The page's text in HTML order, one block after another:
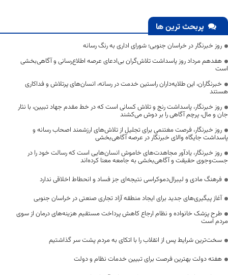
پربحث ترین ها
روز خبرنگار در خراسان جنوبی؛ شورای اداری به رنگ رسانه
هفدهم مرداد روز پاسداشت تلاش‌گران بی‌ادعای عرصه اطلاع‌رسانی و آگاهی‌بخشی
است
خبرنگاران، این طلایه‌داران راستین خدمت در رسانه، انسان‌های پرتلاش و فداکاری
هستند
روز خبرنگار، پاسداشت رنج و تلاش کسانی است که در خط مقدم جهاد تبیین، با نثار
جان و مال، پرچم آگاهی را بر دوش می‌کشند
روز خبرنگار، فرصت مغتنمی برای تجلیل از تلاش‌های ارزشمند اصحاب رسانه و
پاسداشت جایگاه والای خبرنگار در عرصه آگاهی‌بخشی
روز خبرنگار، یادآور مجاهدت‌های خاموش انسان‌هایی است که رسالت خود را در
جست‌وجوی حقیقت و آگاهی‌بخشی به جامعه معنا کرده‌اند
فرهنگ مادی و لیبرال‌دموکراسی نتیجه‌ای جز فساد و انحطاط اخلاقی ندارد
آغاز پیگیری‌های جدید برای ایجاد منطقه آزاد تجاری صنعتی در خراسان جنوبی
طرح پزشک خانواده و نظام ارجاع کاهش پرداخت مستقیم هزینه‌های درمان از سوی
مردم است
سخت‌ترین شرایط پس از انقلاب را با اتکای به مردم پشت سر گذاشتیم
هفته دولت بهترین فرصت برای تبیین خدمات نظام و دولت